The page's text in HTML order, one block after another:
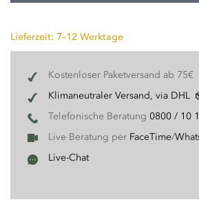
Lieferzeit: 7–12 Werktage
Kostenloser Paketversand ab 75€
Klimaneutraler Versand, via DHL
Telefonische Beratung 0800 / 10
Live Beratung per FaceTime/
Live-Chat